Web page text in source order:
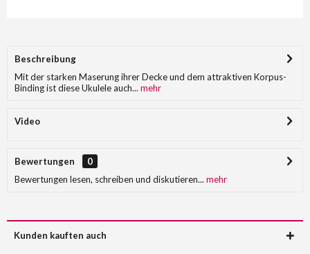
Beschreibung
Mit der starken Maserung ihrer Decke und dem attraktiven Korpus-
Binding ist diese Ukulele auch... mehr
Video
Bewertungen
0
Bewertungen lesen, schreiben und diskutieren... mehr
Kunden kauften auch